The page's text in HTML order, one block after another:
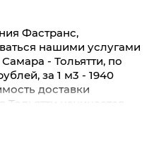
Фастранс,
нашими услугами
- Тольятти, по
за 1 м3 - 1940
доставки
Тольятти начинается
отправить свой груз
маршруту в Тольятти
с нашим